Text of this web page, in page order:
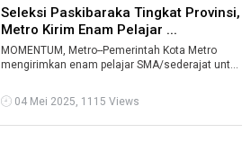
Seleksi Paskibaraka Tingkat Provinsi,
Metro Kirim Enam Pelajar ...
MOMENTUM, Metro--Pemerintah Kota Metro
mengirimkan enam pelajar SMA/sederajat untuk
04 Mei 2025, 1115 Views